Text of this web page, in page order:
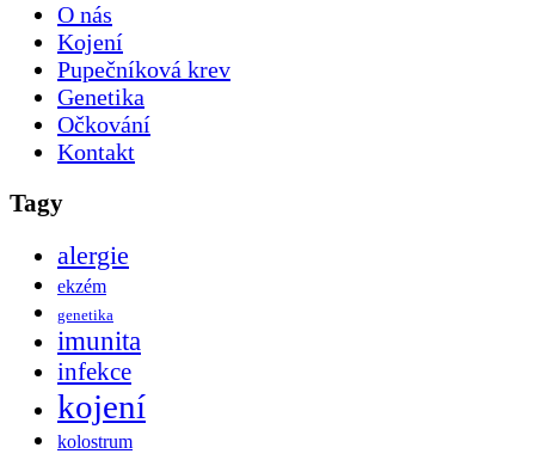
O nás
Kojení
Pupečníková krev
Genetika
Očkování
Kontakt
Tagy
alergie
ekzém
genetika
imunita
infekce
kojení
kolostrum